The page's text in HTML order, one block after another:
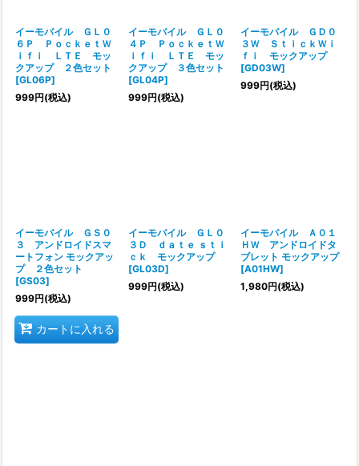
イーモバイル ＧＬ０
６Ｐ ＰｏｃｋｅｔＷ
ｉｆｉ ＬＴＥ モッ
クアップ ２色セット
[GL06P]
999円(税込)
イーモバイル ＧＬ０
４Ｐ ＰｏｃｋｅｔＷ
ｉｆｉ ＬＴＥ モッ
クアップ ３色セット
[GL04P]
999円(税込)
イーモバイル ＧＤ０
３Ｗ ＳｔｉｃｋＷｉ
ｆｉ モックアップ
[GD03W]
999円(税込)
イーモバイル ＧＳ０
３ アンドロイドスマ
ートフォン モックアッ
プ ２色セット
[GS03]
999円(税込)
カートに入れる
イーモバイル ＧＬ０
３Ｄ ｄａｔｅ ｓｔｉ
ｃｋ モックアップ
[GL03D]
999円(税込)
イーモバイル Ａ０１
ＨＷ アンドロイドタ
ブレット モックアップ
[A01HW]
1,980円(税込)